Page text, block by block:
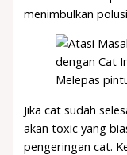
menimbulkan
Melepas
Jika cat sudah
akan toxic yang
pengeringan cat.